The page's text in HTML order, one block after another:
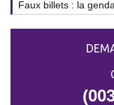
Faux billets : la